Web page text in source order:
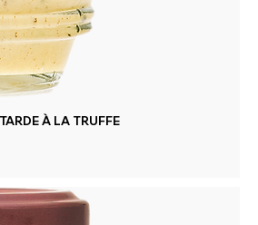
À LA TRUFFE